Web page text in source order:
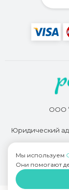
ООО
Юридический
Мы используем
Они помогают